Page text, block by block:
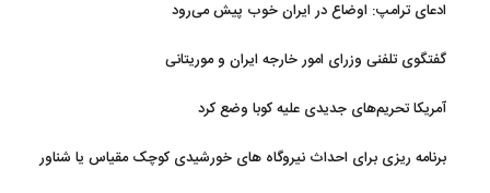
ادعای ترامپ: اوضاع در ایران خوب پیش می‌رود
گفتگوی تلفنی وزرای امور خارجه ایران و موریتانی
آمریکا تحریم‌های جدیدی علیه کوبا وضع کرد
برنامه ریزی برای احداث نیروگاه های خورشیدی کوچک مقیاس یا شناور